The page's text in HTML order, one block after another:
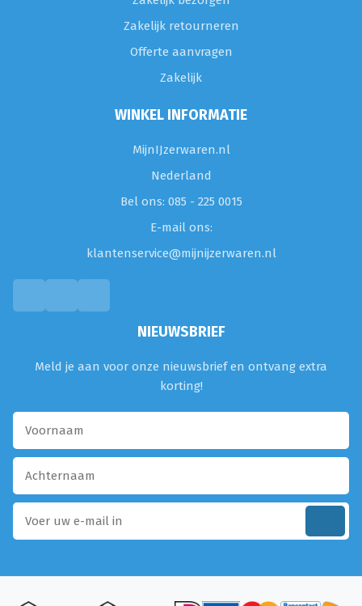
Zakelijk retourneren
Offerte aanvragen
Zakelijk
WINKEL INFORMATIE
MijnIJzerwaren.nl
Nederland
Bel ons: 085 - 225 0015
E-mail ons:
klantenservice@mijnijzerwaren.nl
NIEUWSBRIEF
Meld je aan voor onze nieuwsbrief en ontvang extra
korting!